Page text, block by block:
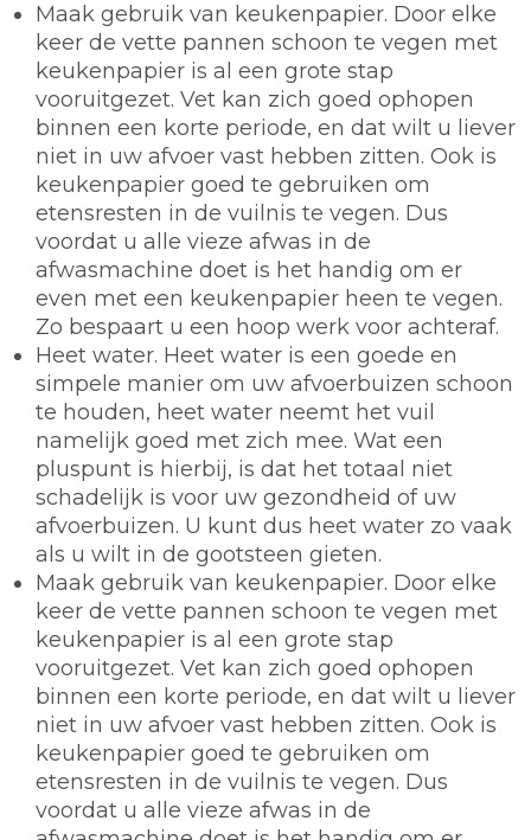
Maak gebruik van keukenpapier. Door elke
keer de vette pannen schoon te vegen met
keukenpapier is al een grote stap
vooruitgezet. Vet kan zich goed ophopen
binnen een korte periode, en dat wilt u liever
niet in uw afvoer vast hebben zitten. Ook is
keukenpapier goed te gebruiken om
etensresten in de vuilnis te vegen. Dus
voordat u alle vieze afwas in de
afwasmachine doet is het handig om er
even met een keukenpapier heen te vegen.
Zo bespaart u een hoop werk voor achteraf.
Heet water. Heet water is een goede en
simpele manier om uw afvoerbuizen schoon
te houden, heet water neemt het vuil
namelijk goed met zich mee. Wat een
pluspunt is hierbij, is dat het totaal niet
schadelijk is voor uw gezondheid of uw
afvoerbuizen. U kunt dus heet water zo vaak
als u wilt in de gootsteen gieten.
Maak gebruik van keukenpapier. Door elke
keer de vette pannen schoon te vegen met
keukenpapier is al een grote stap
vooruitgezet. Vet kan zich goed ophopen
binnen een korte periode, en dat wilt u liever
niet in uw afvoer vast hebben zitten. Ook is
keukenpapier goed te gebruiken om
etensresten in de vuilnis te vegen. Dus
voordat u alle vieze afwas in de